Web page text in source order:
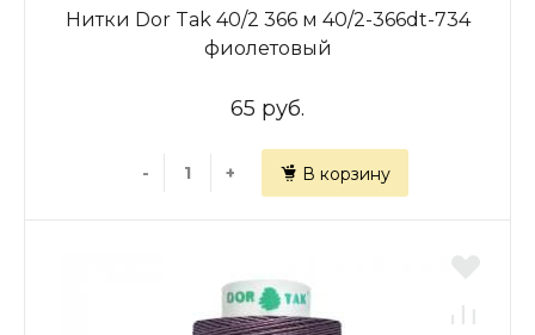
Нитки Dor Tak 40/2 366 м 40/2-366dt-734
фиолетовый
65 руб.
- + В корзину